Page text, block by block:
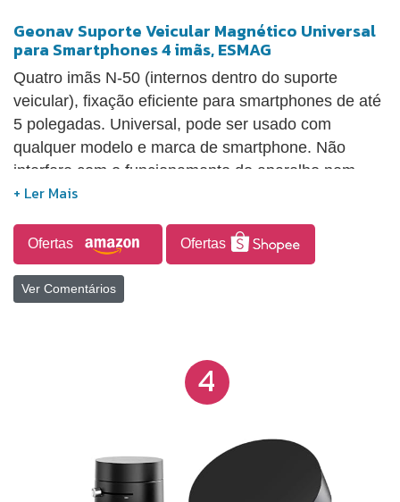
Geonav Suporte Veicular Magnético Universal
para Smartphones 4 imãs, ESMAG
Quatro imãs N-50 (internos dentro do suporte
veicular), fixação eficiente para smartphones de até
5 polegadas. Universal, pode ser usado com
qualquer modelo e marca de smartphone. Não
interfere com o funcionamento do aparelho nem
afeta a qualidade e funcionalidade da bateria. Pode
de metal inclusa. Fácil de instalar e prático de usar,
só colocar no sistema de ventilação do carro.
Ofertas Ofertas
Ver Comentários
4